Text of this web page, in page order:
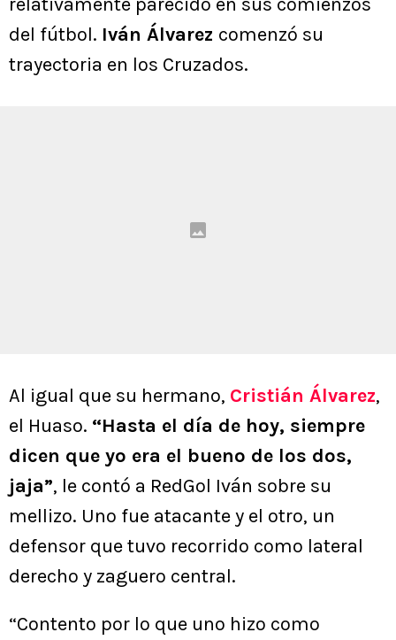
relativamente parecido en sus comienzos
del fútbol. Iván Álvarez comenzó su
trayectoria en los Cruzados.
Al igual que su hermano, Cristián Álvarez,
el Huaso. “Hasta el día de hoy, siempre
dicen que yo era el bueno de los dos,
jaja”, le contó a RedGol Iván sobre su
mellizo. Uno fue atacante y el otro, un
defensor que tuvo recorrido como lateral
derecho y zaguero central.
“Contento por lo que uno hizo como